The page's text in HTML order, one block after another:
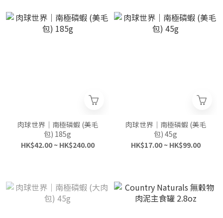
肉球世界｜南極磷蝦 (美毛
包) 185g
HK$42.00 ~ HK$240.00
肉球世界｜南極磷蝦 (美毛
包) 45g
HK$17.00 ~ HK$99.00